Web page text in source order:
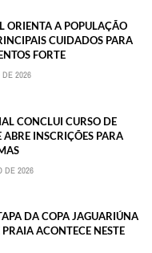
ORIENTA A POPULAÇÃO
CUIDADOS PARA
FORTE
2026
CONCLUI CURSO DE
ABRE INSCRIÇÕES PARA
DE 2026
DA COPA JAGUARIÚNA
ACONTECE NESTE